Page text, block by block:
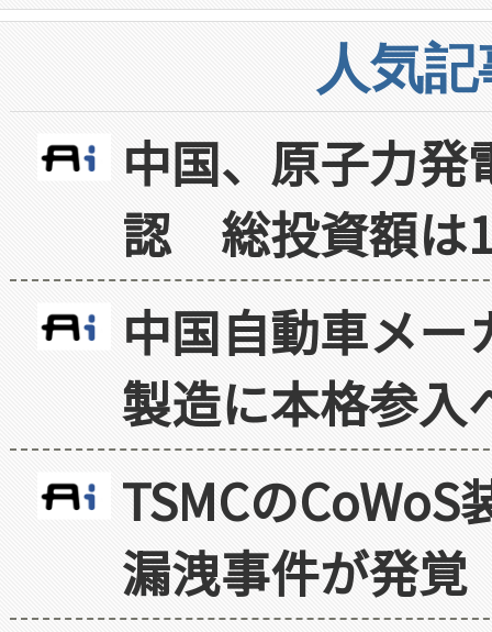
人気
中国、原子力
認 総投資額は
中国自動車メ
製造に本格参入
TSMCの
漏洩事件が発覚